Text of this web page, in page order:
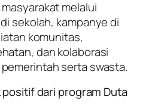
melalui
sekolah, kampanye di
komunitas,
dan kolaborasi
serta swasta.
positif dari program Duta